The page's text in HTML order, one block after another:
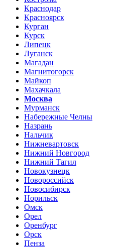
Краснодар
Красноярск
Курган
Курск
Липецк
Луганск
Магадан
Магнитогорск
Майкоп
Махачкала
Москва
Мурманск
Набережные Челны
Назрань
Нальчик
Нижневартовск
Нижний Новгород
Нижний Тагил
Новокузнецк
Новороссийск
Новосибирск
Норильск
Омск
Орел
Оренбург
Орск
Пенза